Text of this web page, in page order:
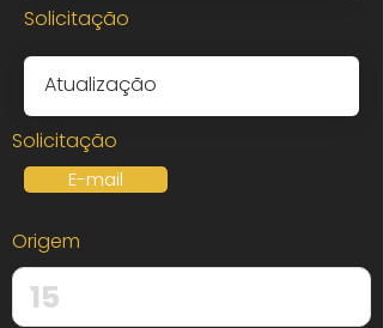
Solicitação
Solicitação
E-mail
Origem